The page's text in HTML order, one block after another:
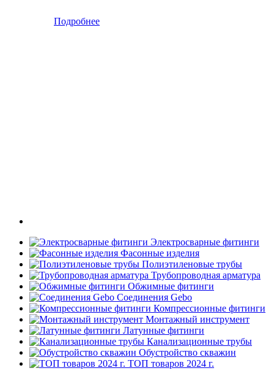
Подробнее
Электросварные фитинги
Фасонные изделия
Полиэтиленовые трубы
Трубопроводная арматура
Обжимные фитинги
Соединения Gebo
Компрессионные фитинги
Монтажный инструмент
Латунные фитинги
Канализационные трубы
Обустройство скважин
ТОП товаров 2024 г.